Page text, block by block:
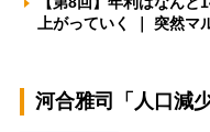
上がっていく ｜ 突然マ
河合雅司「人口減